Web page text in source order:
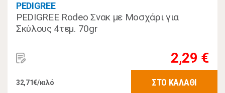
PEDIGREE
PEDIGREE Rodeo Σνακ με Μοσχάρι για
Σκύλους 4τεμ. 70gr
2,29 €
32,71€/κιλό ΣΤΟ ΚΑΛΑΘΙ